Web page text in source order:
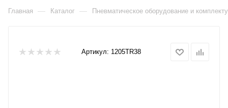
Главная — Каталог — Пневматическое оборудование и
Артикул: 1205TR38